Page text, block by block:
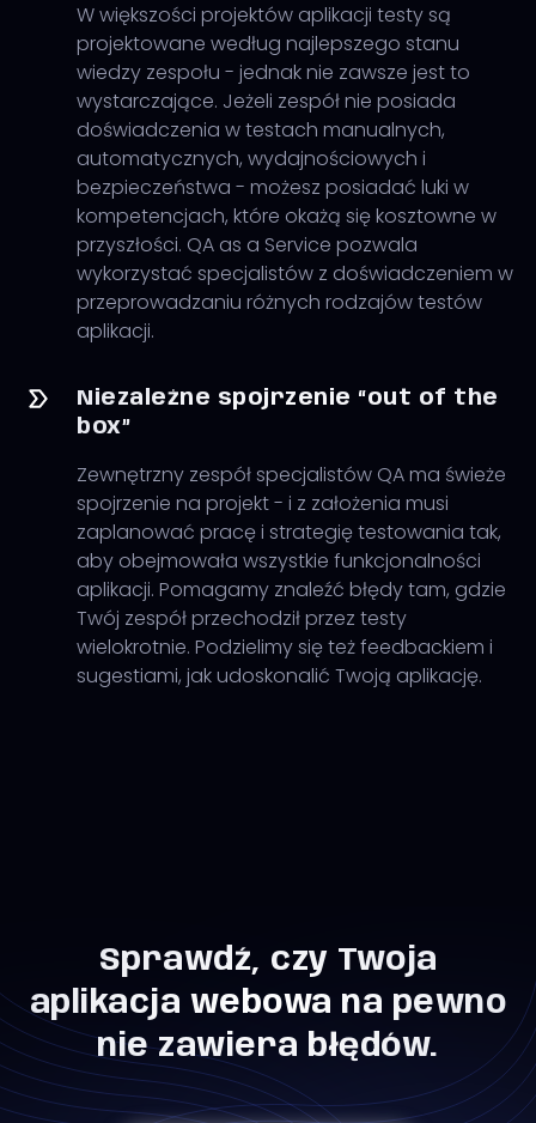
W większości projektów aplikacji testy są
projektowane według najlepszego stanu
wiedzy zespołu - jednak nie zawsze jest to
wystarczające. Jeżeli zespół nie posiada
doświadczenia w testach manualnych,
automatycznych, wydajnościowych i
bezpieczeństwa - możesz posiadać luki w
kompetencjach, które okażą się kosztowne w
przyszłości. QA as a Service pozwala
wykorzystać specjalistów z doświadczeniem w
przeprowadzaniu różnych rodzajów testów
aplikacji.
Niezależne spojrzenie “out of the
box”
Zewnętrzny zespół specjalistów QA ma świeże
spojrzenie na projekt - i z założenia musi
zaplanować pracę i strategię testowania tak,
aby obejmowała wszystkie funkcjonalności
aplikacji. Pomagamy znaleźć błędy tam, gdzie
Twój zespół przechodził przez testy
wielokrotnie. Podzielimy się też feedbackiem i
sugestiami, jak udoskonalić Twoją aplikację.
Sprawdź, czy Twoja
aplikacja webowa na pewno
nie zawiera błędów.